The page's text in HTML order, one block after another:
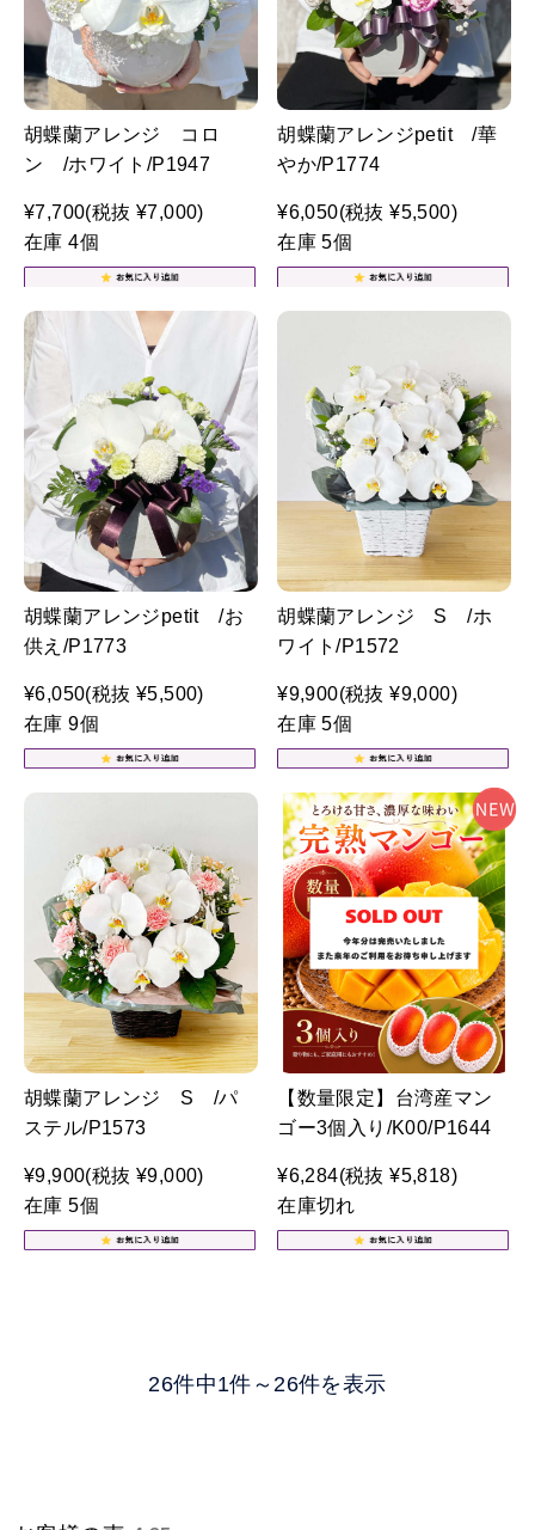
胡蝶蘭アレンジ コロ
ン /ホワイト/P1947
¥7,700(税抜 ¥7,000)
在庫 4個
胡蝶蘭アレンジpetit /華
やか/P1774
¥6,050(税抜 ¥5,500)
在庫 5個
胡蝶蘭アレンジpetit /お
供え/P1773
¥6,050(税抜 ¥5,500)
在庫 9個
胡蝶蘭アレンジ S /ホ
ワイト/P1572
¥9,900(税抜 ¥9,000)
在庫 5個
胡蝶蘭アレンジ S /パ
ステル/P1573
¥9,900(税抜 ¥9,000)
在庫 5個
【数量限定】台湾産マン
ゴー3個入り/K00/P1644
¥6,284(税抜 ¥5,818)
在庫切れ
26件中1件～26件を表示